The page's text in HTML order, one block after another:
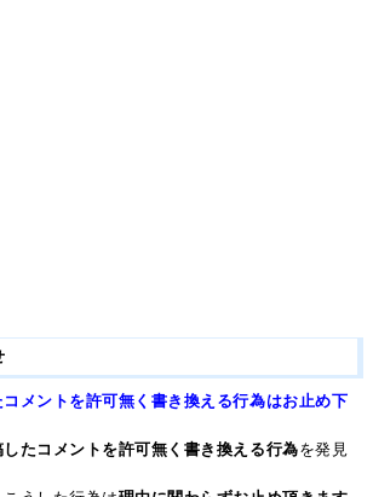
コメントを許可無く書き換える行為はお止め下
たコメントを許可無く書き換える行為を発見